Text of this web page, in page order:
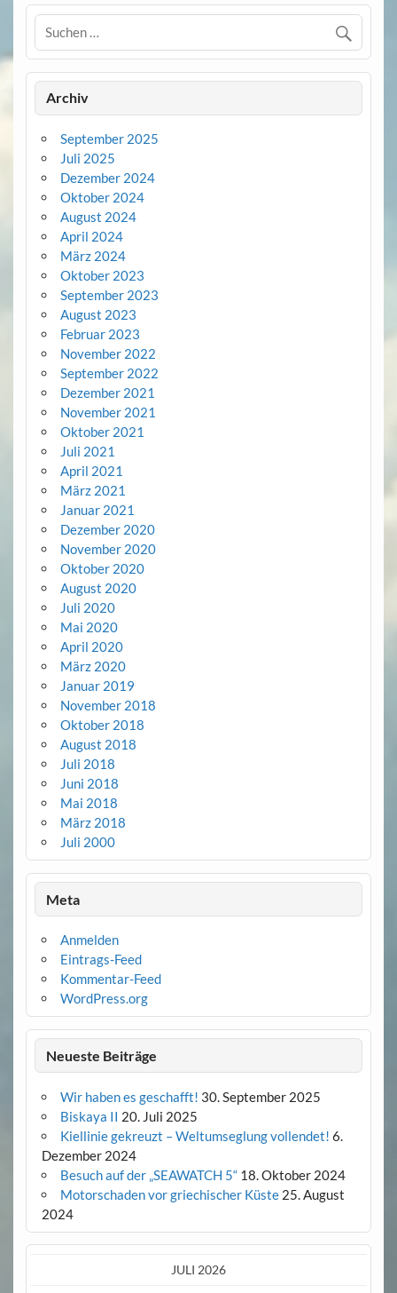
Archiv
September 2025
Juli 2025
Dezember 2024
Oktober 2024
August 2024
April 2024
März 2024
Oktober 2023
September 2023
August 2023
Februar 2023
November 2022
September 2022
Dezember 2021
November 2021
Oktober 2021
Juli 2021
April 2021
März 2021
Januar 2021
Dezember 2020
November 2020
Oktober 2020
August 2020
Juli 2020
Mai 2020
April 2020
März 2020
Januar 2019
November 2018
Oktober 2018
August 2018
Juli 2018
Juni 2018
Mai 2018
März 2018
Juli 2000
Meta
Anmelden
Eintrags-Feed
Kommentar-Feed
WordPress.org
Neueste Beiträge
Wir haben es geschafft! 30. September 2025
Biskaya II 20. Juli 2025
Kiellinie gekreuzt – Weltumseglung vollendet! 6.
Dezember 2024
Besuch auf der „SEAWATCH 5“ 18. Oktober 2024
Motorschaden vor griechischer Küste 25. August
2024
JULI 2026